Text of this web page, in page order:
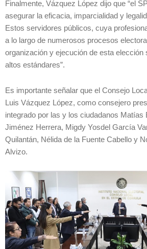
Finalmente, Vázquez López dijo que “el
asegurar la eficacia, imparcialidad y
Estos servidores públicos, cuya
a lo largo de numerosos procesos
organización y ejecución de esta elección
altos estándares”.
Es importante señalar que el Consejo
Luis Vázquez López, como consejero
integrado por las y los ciudadanos Matías
Jiménez Herrera, Migdy Yosdel García
Quilantán, Nélida de la Fuente Cabello y
Alvizo.